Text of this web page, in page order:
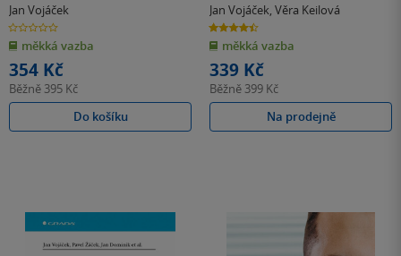
Jan Vojáček
0.0
z
5
hvězdiček
měkká vazba
354 Kč
Běžně 395 Kč
Do košíku
Jan Vojáček Věra Keilová
4.4
z
5
hvězdiček
měkká vazba
339 Kč
Běžně 399 Kč
Na prodejně